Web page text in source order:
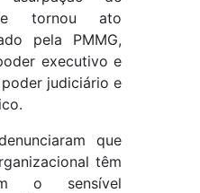
tornou ato
pela PMMG,
executivo e
judiciário e
que
têm
o sensível